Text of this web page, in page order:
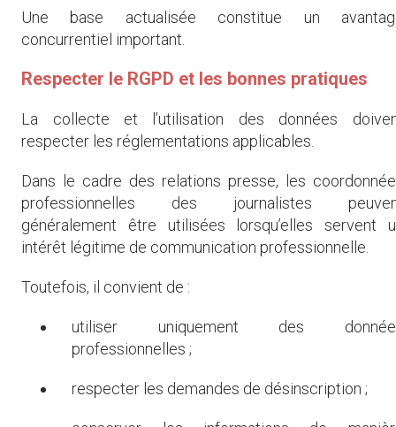
Une base actualisée constitue un
concurrentiel important.
Respecter le RGPD et les bonnes pratiques
La collecte et l’utilisation des données
respecter les réglementations applicables.
Dans le cadre des relations presse, les
professionnelles des journalistes
généralement être utilisées lorsqu’elles servent
intérêt légitime de communication professionnelle.
Toutefois, il convient de :
utiliser uniquement des
professionnelles ;
respecter les demandes de désinscription ;